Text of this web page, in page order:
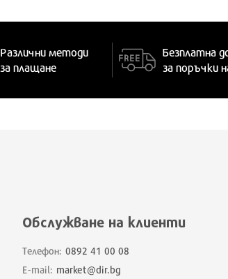
Различни методи
за плащане
Безплатна
за поръчки
Обслужване на клиенти
Телефон: 0892 41 00 08
E-mail: market@dir.bg